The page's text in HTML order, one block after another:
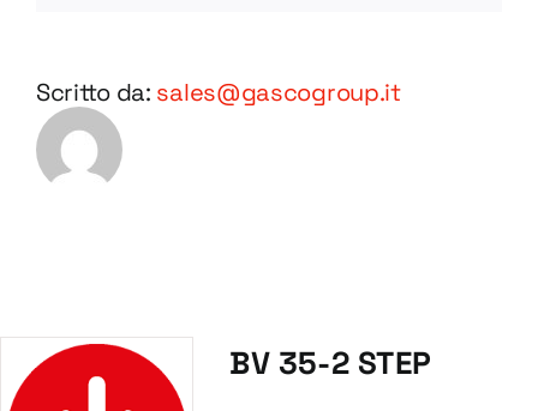
Scritto da: sales@gascogroup.it
BV 35-2 STEP